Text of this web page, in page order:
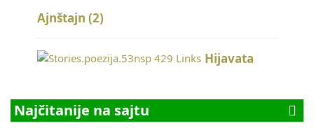
Ajnštajn (2)
Hijavata
Najčitanije na sajtu